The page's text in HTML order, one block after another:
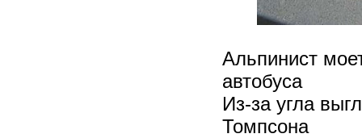
Альпинист
автобуса
Из-за угла
Томпсона